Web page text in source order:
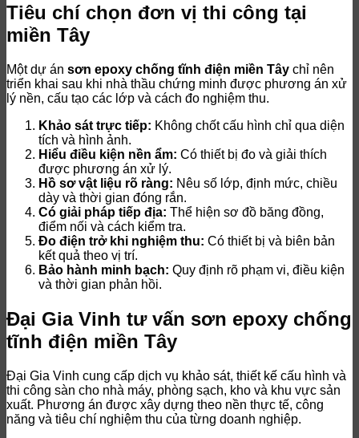
Tiêu chí chọn đơn vị thi công tại
miền Tây
Một dự án sơn epoxy chống tĩnh điện miền Tây chỉ nên
triển khai sau khi nhà thầu chứng minh được phương án xử
lý nền, cấu tạo các lớp và cách đo nghiệm thu.
Khảo sát trực tiếp: Không chốt cấu hình chỉ qua diện
tích và hình ảnh.
Hiểu điều kiện nền ẩm: Có thiết bị đo và giải thích
được phương án xử lý.
Hồ sơ vật liệu rõ ràng: Nêu số lớp, định mức, chiều
dày và thời gian đóng rắn.
Có giải pháp tiếp địa: Thể hiện sơ đồ băng đồng,
điểm nối và cách kiểm tra.
Đo điện trở khi nghiệm thu: Có thiết bị và biên bản
kết quả theo vị trí.
Bảo hành minh bạch: Quy định rõ phạm vi, điều kiện
và thời gian phản hồi.
Đại Gia Vinh tư vấn sơn epoxy chống
tĩnh điện miền Tây
Đại Gia Vinh cung cấp dịch vụ khảo sát, thiết kế cấu hình và
thi công sàn cho nhà máy, phòng sạch, kho và khu vực sản
xuất. Phương án được xây dựng theo nền thực tế, công
năng và tiêu chí nghiệm thu của từng doanh nghiệp.